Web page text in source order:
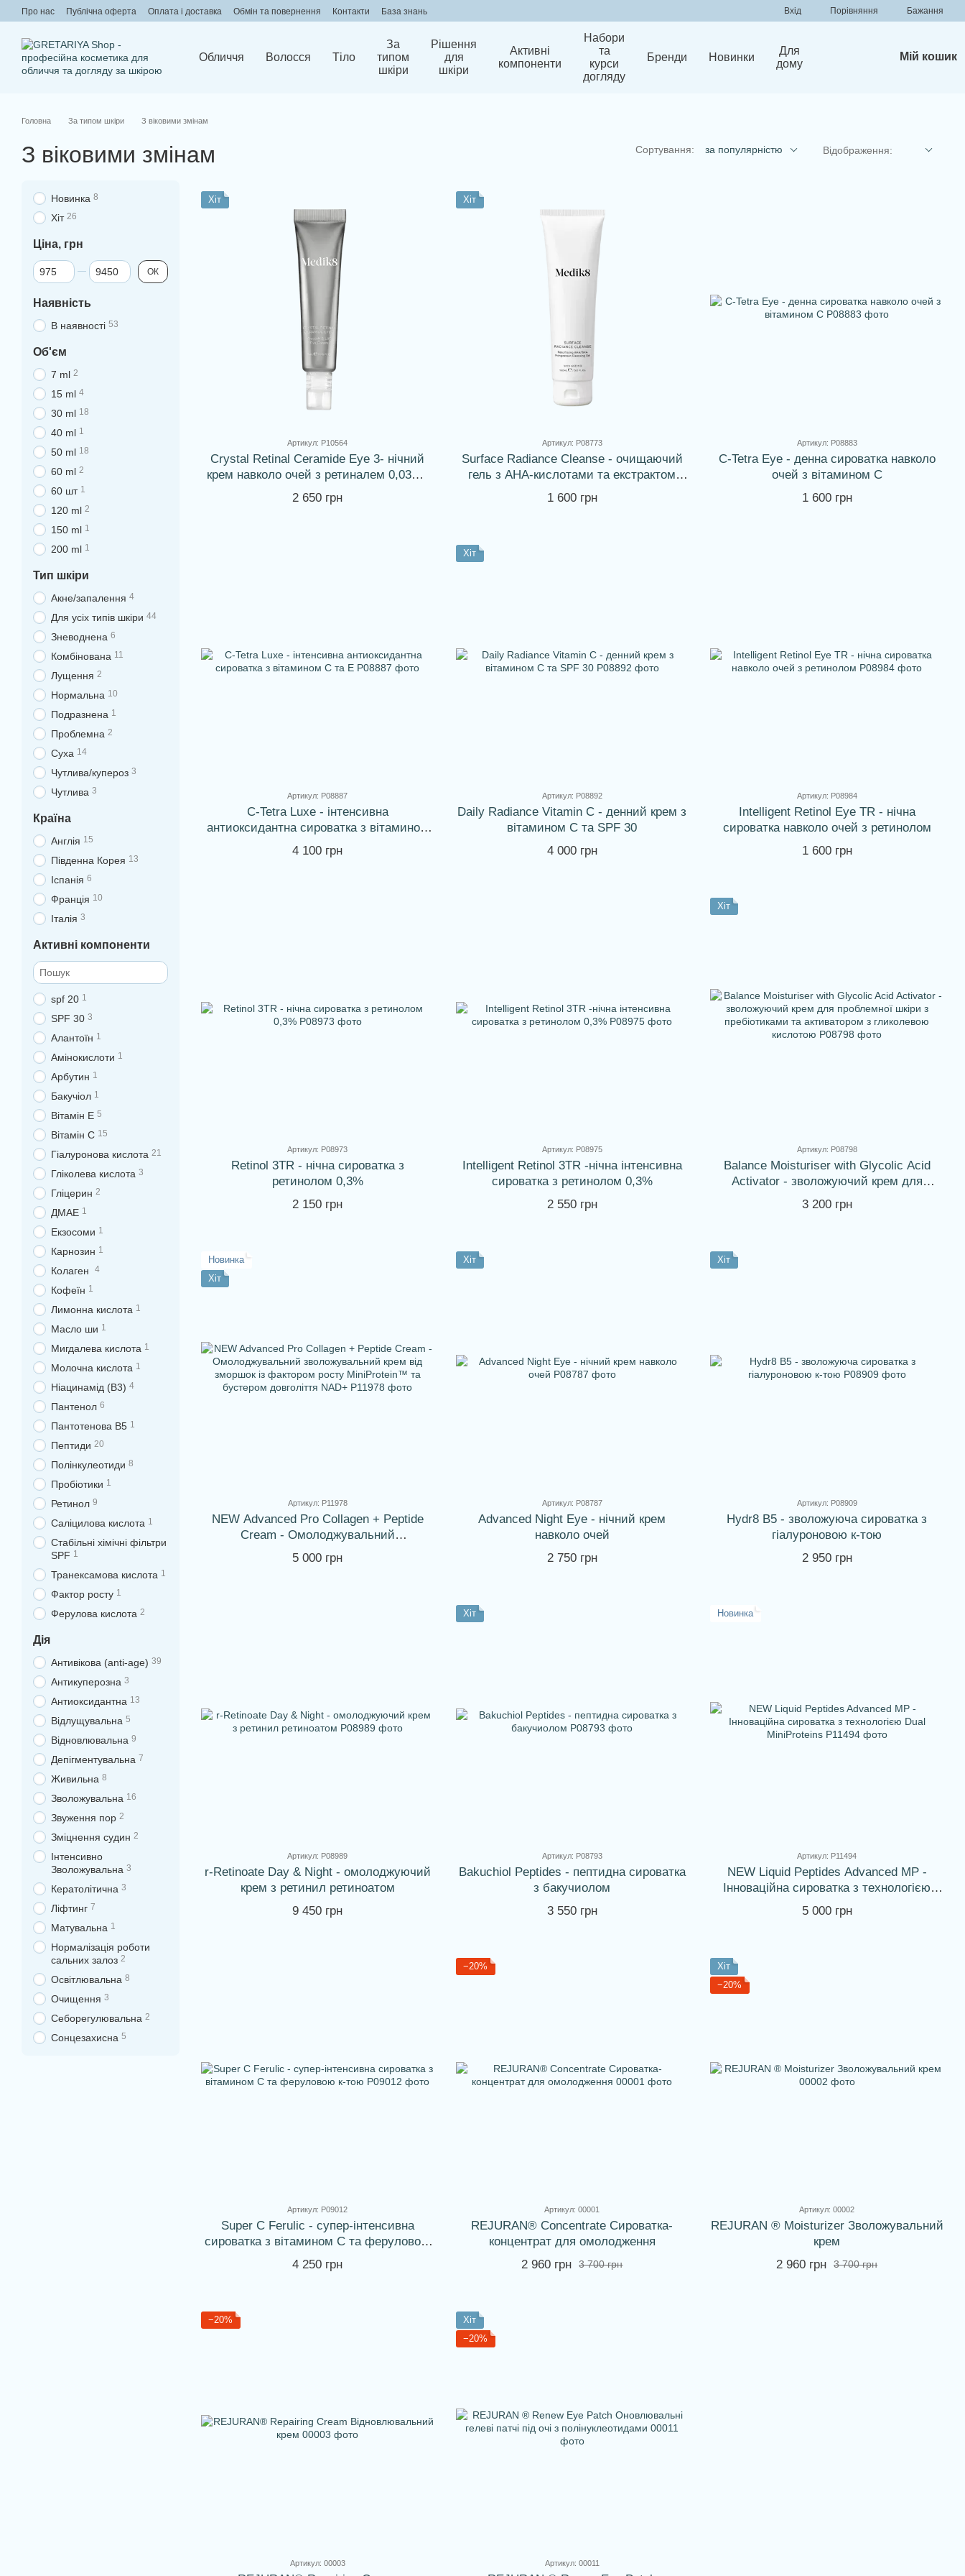
Перейти до основного контенту
Про нас Публічна оферта Оплата і доставка Обмін та повернення Контакти База знань Вхід Порівняння Бажання
Обличчя Волосся Тіло
За
типом
шкіри
Рішення
для
шкіри
Активні
компоненти
Набори
та
курси
догляду
Бренди Новинки
Для
дому
Мій кошик
Головна За типом шкіри З віковими змінам
З віковими змінам Сортування: за популярністю Відображення:
Хіт
Артикул: P10564
Crystal Retinal Ceramide Eye 3- нічний
крем навколо очей з ретиналем 0,03% і
керамідами
2 650 грн
Хіт
Артикул: P08773
Surface Radiance Cleanse - очищаючий
гель з АНА-кислотами та екстрактом
мангостана
1 600 грн
Артикул: P08883
C-Tetra Eye - денна сироватка навколо
очей з вітамином С
1 600 грн
Артикул: P08887
C-Tetra Luxe - інтенсивна
антиоксидантна сироватка з вітамином
С та Е
4 100 грн
Хіт
Артикул: P08892
Daily Radiance Vitamin C - денний крем з
вітамином С та SPF 30
4 000 грн
Артикул: P08984
Intelligent Retinol Eye TR - нічна
сироватка навколо очей з ретинолом
1 600 грн
Артикул: P08973
Retinol 3TR - нічна сироватка з
ретинолом 0,3%
2 150 грн
Артикул: P08975
Intelligent Retinol 3TR -нічна інтенсивна
сироватка з ретинолом 0,3%
2 550 грн
Хіт
Артикул: P08798
Balance Moisturiser with Glycolic Acid
Activator - зволожуючий крем для
проблемної шкіри з пребіотиками та
активатором з гликолевою кислотою
3 200 грн
Новинка
Хіт
Артикул: P11978
NEW Advanced Pro Collagen + Peptide
Cream - Омолоджувальний
зволожувальний крем від зморшок із
фактором росту MiniProtein™ та
5 000 грн
Хіт
Артикул: P08787
Advanced Night Eye - нічний крем
навколо очей
2 750 грн
Хіт
Артикул: P08909
Hydr8 B5 - зволожуюча сироватка з
гіалуроновою к-тою
2 950 грн
Артикул: P08989
r-Retinoate Day & Night - омолоджуючий
крем з ретинил ретиноатом
9 450 грн
Хіт
Артикул: P08793
Bakuchiol Peptides - пептидна сироватка
з бакучиолом
3 550 грн
Новинка
Артикул: P11494
NEW Liquid Peptides Advanced MP -
Інноваційна сироватка з технологією
Dual MiniProteins
5 000 грн
Артикул: P09012
Super C Ferulic - супер-інтенсивна
сироватка з вітамином С та феруловою
к-тою
4 250 грн
−20%
Артикул: 00001
REJURAN® Concentrate Сироватка-
концентрат для омолодження
3 700 грн
2 960 грн
Хіт
−20%
Артикул: 00002
REJURAN ® Moisturizer Зволожувальний
крем
3 700 грн
2 960 грн
−20%
Артикул: 00003
Хіт
−20%
Артикул: 00011
Новинка 8
Хіт 26
Ціна, грн
Від Ціна, грн
До Ціна, грн ОК
Наявність
В наявності 53
Об'єм
7 ml 2
15 ml 4
30 ml 18
40 ml 1
50 ml 18
60 ml 2
60 шт 1
120 ml 2
150 ml 1
200 ml 1
Тип шкіри
Акне/запалення 4
Для усіх типів шкіри 44
Зневоднена 6
Комбінована 11
Лущення 2
Нормальна 10
Подразнена 1
Проблемна 2
Суха 14
Чутлива/купероз 3
Чутлива 3
Країна
Англія 15
Південна Корея 13
Іспанія 6
Франція 10
Італія 3
Активні компоненти
spf 20 1
SPF 30 3
Алантоїн 1
Амінокислоти 1
Арбутин 1
Бакучіол 1
Вітамін Е 5
Вітамін С 15
Гіалуронова кислота 21
Гліколева кислота 3
Гліцерин 2
ДМАЕ 1
Екзосоми 1
Карнозин 1
Колаген 4
Кофеїн 1
Лимонна кислота 1
Масло ши 1
Мигдалева кислота 1
Молочна кислота 1
Ніацинамід (В3) 4
Пантенол 6
Пантотенова В5 1
Пептиди 20
Полінкулеотиди 8
Пробіотики 1
Ретинол 9
Саліцилова кислота 1
Стабільні хімічні фільтри
SPF 1
Транексамова кислота 1
Фактор росту 1
Ферулова кислота 2
Дія
Антивікова (anti-age) 39
Антикуперозна 3
Антиоксидантна 13
Відлущувальна 5
Відновлювальна 9
Депігментувальна 7
Живильна 8
Зволожувальна 16
Звуження пор 2
Зміцнення судин 2
Інтенсивно
Зволожувальна 3
Кератолітична 3
Ліфтинг 7
Матувальна 1
Нормалізація роботи
сальних залоз 2
Освітлювальна 8
Очищення 3
Себорегулювальна 2
Сонцезахисна 5